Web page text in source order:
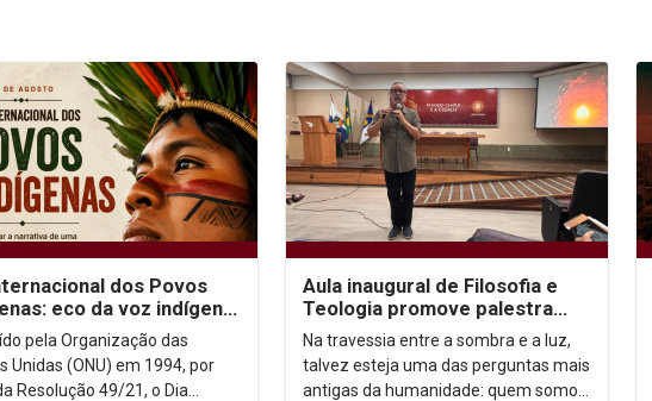
dos Povos
eco da voz indígena
urbano
pela Organização das
Unidas (ONU) em 1994, por
Resolução 49/21, o Dia
Aula inaugural de Filosofia e
Teologia promove palestra
sobre autoconhecimento
Na travessia entre a sombra e a luz,
talvez esteja uma das perguntas mais
antigas da humanidade: quem somos,